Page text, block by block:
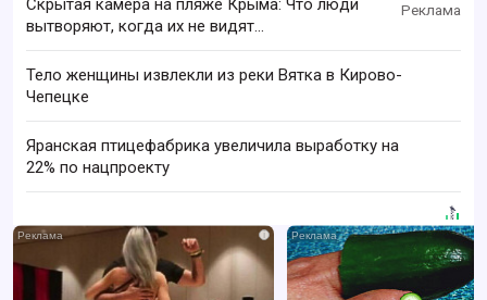
Скрытая камера на пляже Крыма: Что люди
вытворяют, когда их не видят...
Тело женщины извлекли из реки Вятка в Кирово-
Чепецке
Яранская птицефабрика увеличила выработку на
22% по нацпроекту
i